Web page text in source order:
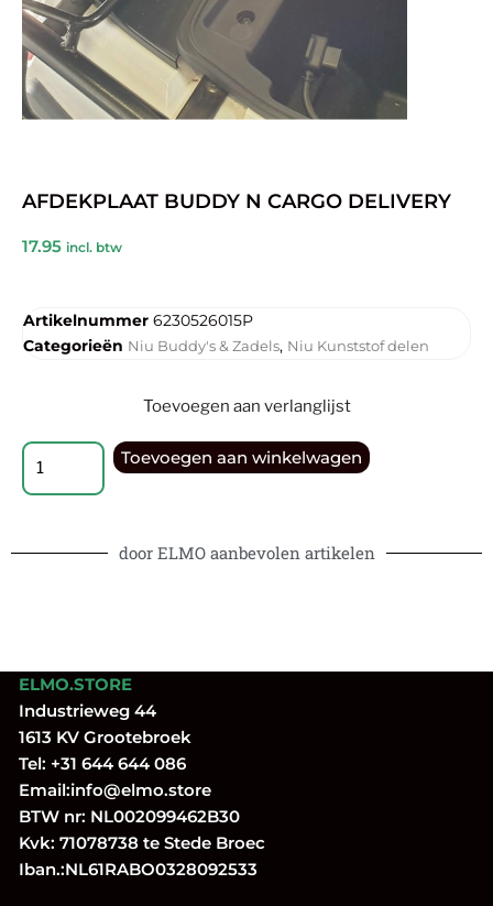
AFDEKPLAAT BUDDY N CARGO DELIVERY
17.95 incl. btw
Artikelnummer 6230526015P
Categorieën Niu Buddy's & Zadels, Niu Kunststof delen
Toevoegen aan verlanglijst
Toevoegen aan winkelwagen
door ELMO aanbevolen artikelen
ELMO.STORE
Industrieweg 44
1613 KV Grootebroek
Tel: +31 644 644 086
Email:info@elmo.store
BTW nr: NL002099462B30
Kvk: 71078738 te Stede Broec
Iban.:NL61RABO0328092533